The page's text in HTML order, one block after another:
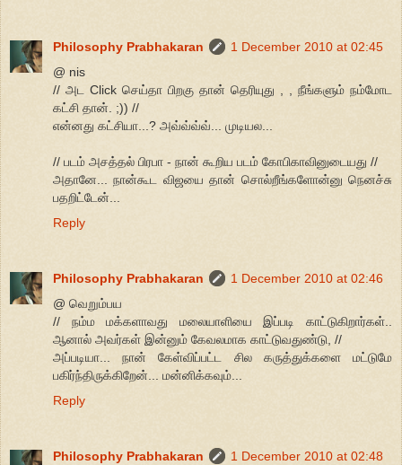
Philosophy Prabhakaran
1 December 2010 at 02:45
@ nis
// அட Click செய்தா பிறகு தான் தெரியுது , , நீங்களும் நம்மோட
கட்சி தான். ;)) //
என்னது கட்சியா...? அவ்வ்வ்வ்... முடியல...
// படம் அசத்தல் பிரபா - நான் கூறிய படம் கோபிகாவினுடையது //
அதானே... நான்கூட விஜயை தான் சொல்றீங்களோன்னு நெனச்சு
பதறிட்டேன்...
Reply
Philosophy Prabhakaran
1 December 2010 at 02:46
@ வெறும்பய
// நம்ம மக்களாவது மலையாளியை இப்படி காட்டுகிறார்கள்..
ஆனால் அவர்கள் இன்னும் கேவலமாக காட்டுவதுண்டு, //
அப்படியா... நான் கேள்விப்பட்ட சில கருத்துக்களை மட்டுமே
பகிர்ந்திருக்கிறேன்... மன்னிக்கவும்...
Reply
Philosophy Prabhakaran
1 December 2010 at 02:48